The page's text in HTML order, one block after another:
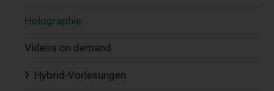
Holographie
Videos on demand
Hybrid-Vorlesungen